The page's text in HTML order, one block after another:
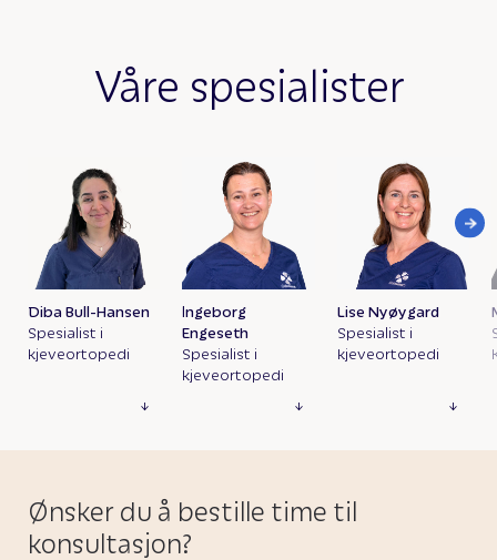
Våre spesialister
Diba Bull-Hansen
Spesialist i
kjeveortopedi
Ingeborg
Engeseth
Spesialist i
kjeveortopedi
Lise Nyøygard
Spesialist i
kjeveortopedi
Ønsker du å bestille time til
konsultasjon?